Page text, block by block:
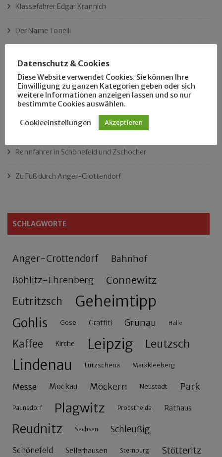
Klassefahrer Edgar Krannich
Der Name Tonelli
„Als Hobbyhistoriker bin ich in ganz Leipzig zu Hause“
Das neue Eutritzsch-Buch
Der Leipziger Schmiedetag von 1904
Rennfahrer in Schönefeld und Zschocher
Zu Fuß durch Anger-Crottendorf
SCHLAGWORTE
Anger-Crottendorf Bahnhof
Böhlitz-Ehrenberg Connewitz
Eutritzsch Geheimtipp
Gohlis Gose Graffiti Grünau Halle
Kaffee Kirche Leipzig Leutzsch
Lindenau Lützschena Markkleeberg
Messe Mockau Möckern Neustadt Park
Paunsdorf Plagwitz Probstheida Rathaus
Reudnitz Sachsen Schleußig
Schönefeld Sellerhausen Sternburg Stötteritz
Datenschutz & Cookies
Diese Website verwendet Cookies. Sie können Ihre
Einwilligung zu ganzen Kategorien geben oder sich
weitere Informationen anzeigen lassen und so nur
bestimmte Cookies auswählen.
Cookieeinstellungen Akzeptieren